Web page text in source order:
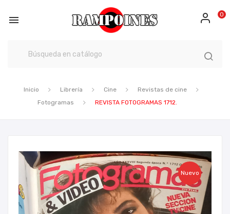
 0
Inicio Librería Cine
Revistas de cine
Fotogramas
REVISTA FOTOGRAMAS 1712.
Nuevo